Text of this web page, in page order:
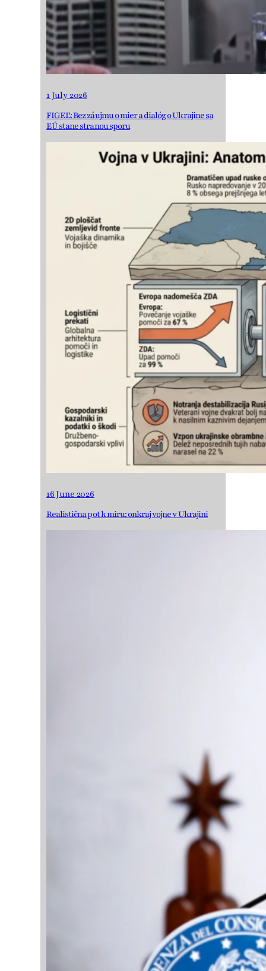
1 July 2026
FIGEĽ: Bez záujmu o mier a dialóg o Ukrajine sa
EÚ stane stranou sporu
16 June 2026
Realistična pot k miru: onkraj vojne v Ukrajini